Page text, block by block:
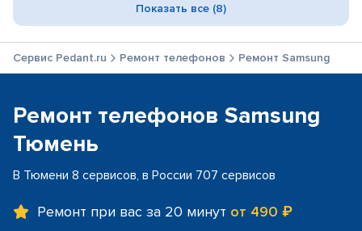
Показать все (8)
Сервис Pedant.ru Ремонт телефонов Ремонт Samsung
Ремонт телефонов Samsung
Тюмень
В Тюмени 8 сервисов, в России 707 сервисов
Ремонт при вас за 20 минут от 490 ₽